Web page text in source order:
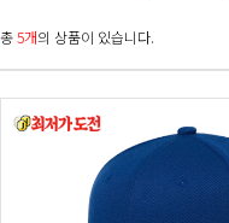
총5개의 상품이 있습니다.